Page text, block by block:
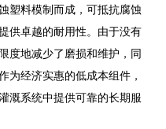
塑料模制而成，可抵抗腐蚀
供卓越的耐用性。由于没有
度地减少了磨损和维护，同
为经济实惠的低成本组件，
溉系统中提供可靠的长期服